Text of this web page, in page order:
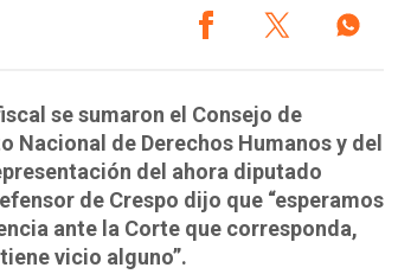
se sumaron el Consejo de
Nacional de Derechos Humanos y del
del ahora diputado
de Crespo dijo que “esperamos
ante la Corte que corresponda,
vicio alguno”.